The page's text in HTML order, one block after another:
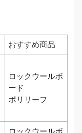
おすすめ商品
ロックウールボ
ード
ポリリーフ
ロックウールボ